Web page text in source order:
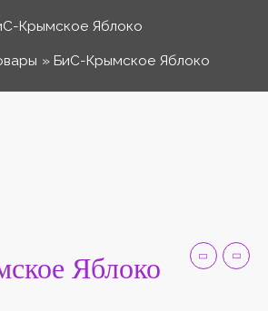
Крымское Яблоко
БиС-Крымское Яблоко
Яблоко